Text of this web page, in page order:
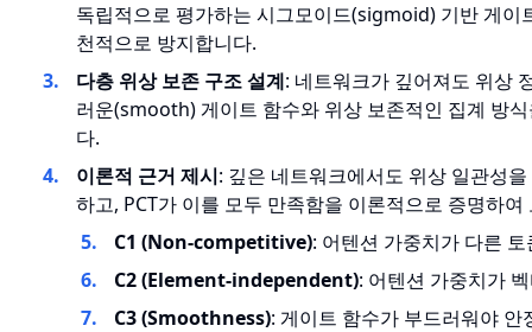
독립적으로 평가하는 시그모이드(sigmoid) 기반 게이
천적으로 방지합니다.
다층 위상 보존 구조 설계: 네트워크가 깊어져도 위상
러운(smooth) 게이트 함수와 위상 보존적인 집계 방
다.
이론적 근거 제시: 깊은 네트워크에서도 위상 일관성
하고, PCT가 이를 모두 만족함을 이론적으로 증명하
C1 (Non-competitive): 어텐션 가중치가 다른
C2 (Element-independent): 어텐션 가중치가
C3 (Smoothness): 게이트 함수가 부드러워야 안